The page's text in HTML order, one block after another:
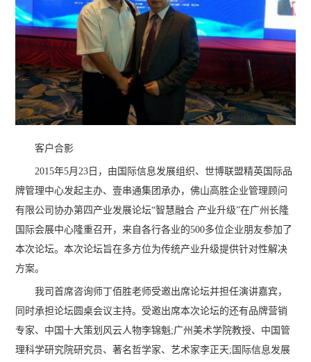
客户合影
2015年5月23日，由国际信息发展组织、世博联盟精英国际品
牌管理中心发起主办、壹串通集团承办，佛山高胜企业管理顾问
有限公司协办第四产业发展论坛“智慧融合 产业升级”在广州长隆
国际会展中心隆重召开，来自各行各业的500多位企业朋友参加了
本次论坛。本次论坛旨在多方位为传统产业升级提供针对性解决
方案。
我司首席咨询师丁佰胜老师受邀出席论坛并担任演讲嘉宾，
同时承担论坛圆桌会议主持。受邀出席本次论坛的还有品牌营销
专家、中国十大策划风云人物李锦魁;广州美术学院教授、中国管
理科学研究院研究员、著名哲学家、艺术家李正天;国际信息发展